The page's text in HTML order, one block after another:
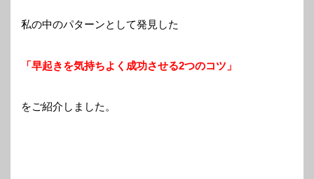
私の中のパターンとして発見した
「早起きを気持ちよく成功させる2つのコツ」
をご紹介しました。